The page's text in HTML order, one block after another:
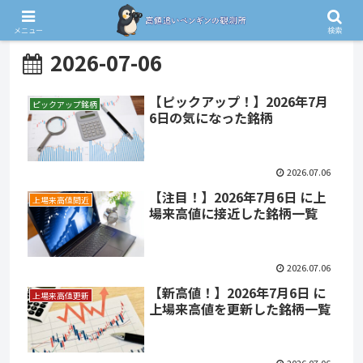
2026-07-06
ピックアップ銘柄
【ピックアップ！】2026年7月
6日の気になった銘柄
2026.07.06
上場来高値間近
【注目！】2026年7月6日 に上
場来高値に接近した銘柄一覧
2026.07.06
上場来高値更新
【新高値！】2026年7月6日 に
上場来高値を更新した銘柄一覧
メニュー 検索